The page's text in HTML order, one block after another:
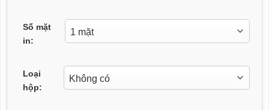
Số mặt
in:
Loại
hộp: